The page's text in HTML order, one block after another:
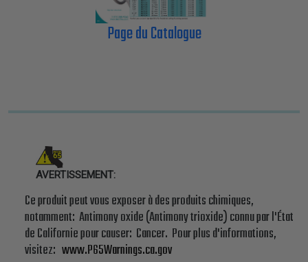
Page du Catalogue
AVERTISSEMENT:
Ce produit peut vous exposer à des produits chimiques,
notamment: Antimony oxide (Antimony trioxide) connu par l'État
de Californie pour causer: Cancer. Pour plus d'informations,
visitez: www.P65Warnings.ca.gov